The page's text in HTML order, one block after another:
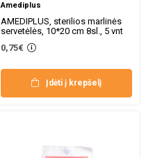
Amediplus
AMEDIPLUS, sterilios marlinės
servetėlės, 10*20 cm 8sl., 5 vnt
0,75€
Įdėti į krepšelį